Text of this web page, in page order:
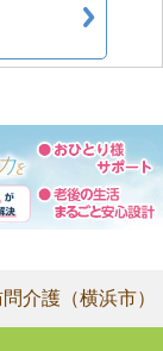
介護（横浜市）